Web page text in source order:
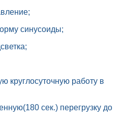
синусоиды;
круглосуточную работу в
сек.) перегрузку до